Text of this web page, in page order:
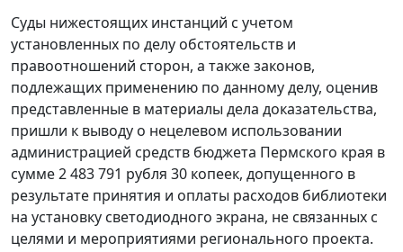
Суды нижестоящих инстанций с учетом
установленных по делу обстоятельств и
правоотношений сторон, а также законов,
подлежащих применению по данному делу, оценив
представленные в материалы дела доказательства,
пришли к выводу о нецелевом использовании
администрацией средств бюджета Пермского края в
сумме 2 483 791 рубля 30 копеек, допущенного в
результате принятия и оплаты расходов библиотеки
на установку светодиодного экрана, не связанных с
целями и мероприятиями регионального проекта.